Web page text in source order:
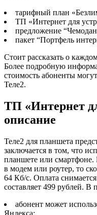
тарифный план
ТП «Интернет для
предложение
пакет “Портфель
Стоит рассказать о
Более подробную
стоимость абоненты
Теле2.
ТП «Интернет
описание
Теле2 для планшета
заключается в том, что
планшете или смартфоне.
в модем или роутер, то
64 Кб/с. Оплата
составляет 499 рублей. В
абонент может
Яндекса;